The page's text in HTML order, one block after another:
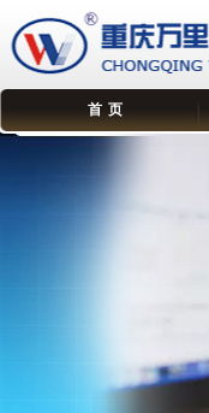
首 页